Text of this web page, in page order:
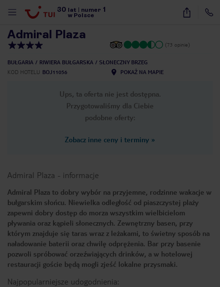
30 lat numer 1
w Polsce
29
Admiral Plaza
(73 opinie)
BUŁGARIA RIWIERA BUŁGARSKA
SŁONECZNY BRZEG
KOD HOTELU BOJ11056 POKAŻ NA MAPIE
Ups, ta oferta nie jest dostępna.
Przygotowaliśmy dla Ciebie
podobne oferty:
Zobacz inne ceny i terminy »
Admiral Plaza - informacje
Admiral Plaza to dobry wybór na przyjemne, rodzinne wakacje w
bułgarskim słońcu. Niewielka odległość od piaszczystej plaży
zapewni dobry dostęp do morza wszystkim wielbicielom
pływania oraz kąpieli słonecznych. Zewnętrzny basen, przy
którym znajduje się taras wraz z leżakami, to świetny sposób na
naładowanie baterii oraz chwilę odprężenia. Bar przy basenie
pozwoli spróbować orzeźwiających drinków, a w hotelowej
restauracji goście będą mogli zjeść lokalne przysmaki.
Najpopularniejsze udogodnienia: